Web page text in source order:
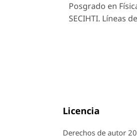
Posgrado en
SECIHTI. Líneas
Licencia
Derechos de autor